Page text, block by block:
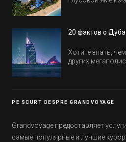
обычно на
20 фактов о
Хотите знать,
других
PE SCURT DESPRE GRANDVOYAGE
Grandvoyage предоставляет
самые популярные и лучшие